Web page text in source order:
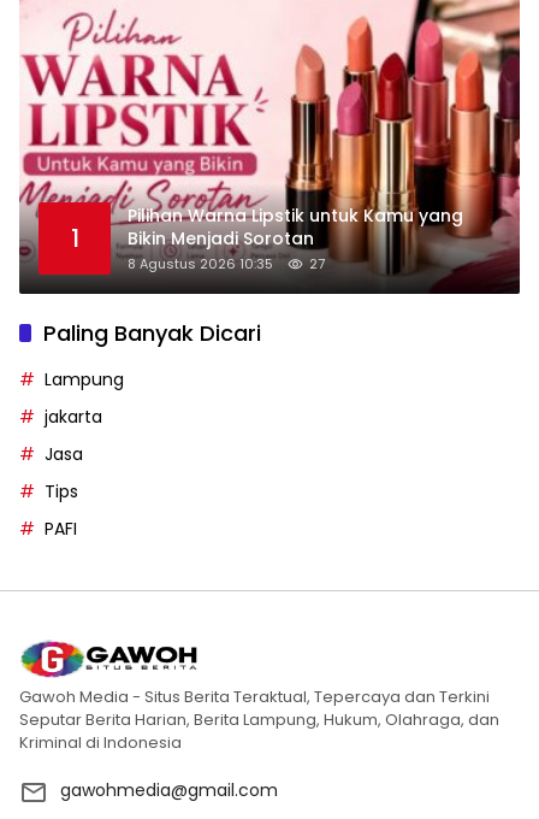
1
Pilihan Warna Lipstik untuk Kamu yang
Bikin Menjadi Sorotan
8 Agustus 2026 10:35 27
Paling Banyak Dicari
Lampung
jakarta
Jasa
Tips
PAFI
Gawoh Media - Situs Berita Teraktual, Tepercaya dan Terkini
Seputar Berita Harian, Berita Lampung, Hukum, Olahraga, dan
Kriminal di Indonesia
gawohmedia@gmail.com